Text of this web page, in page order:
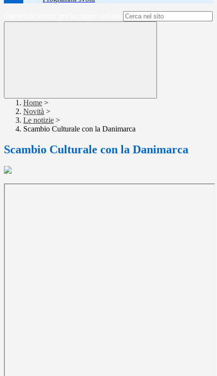
Home >
Novità >
Le notizie >
Scambio Culturale con la Danimarca
Scambio Culturale con la Danimarca